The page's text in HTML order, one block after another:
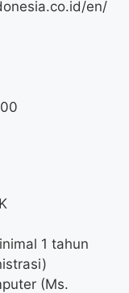
en/
1 tahun
(Ms.